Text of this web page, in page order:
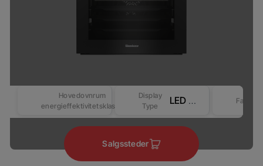
Hovedovnrum
energieffektivitetsklasse
Display
Type
LED Display - Touch control (Revo-Better) Farve
Salgssteder